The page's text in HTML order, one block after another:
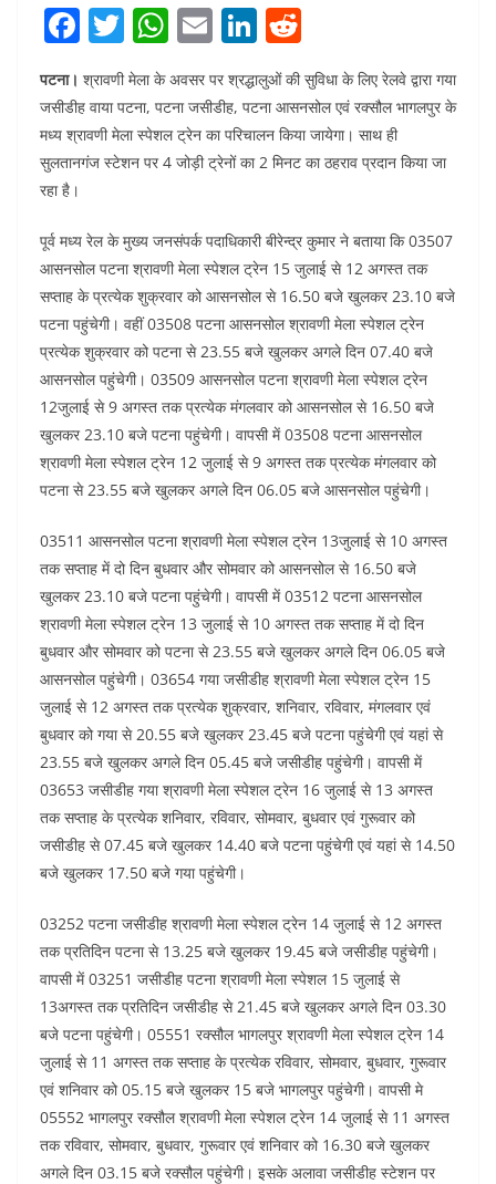
F
c
e
b
o
k
T
w
itt
er
W
at
s
A
p
E
ai
l
Li
n
k
e
dI
e
d
di
t
पटना। श्रावणी मेला के अवसर पर श्रद्धालुओं की सुविधा के लिए रेलवे द्वारा गया
जसीडीह वाया पटना, पटना जसीडीह, पटना आसनसोल एवं रक्सौल भागलपुर के
मध्य श्रावणी मेला स्पेशल ट्रेन का परिचालन किया जायेगा। साथ ही
सुलतानगंज स्टेशन पर 4 जोड़ी ट्रेनों का 2 मिनट का ठहराव प्रदान किया जा
रहा है।
पूर्व मध्य रेल के मुख्य जनसंपर्क पदाधिकारी बीरेन्द्र कुमार ने बताया कि 03507
आसनसोल पटना श्रावणी मेला स्पेशल ट्रेन 15 जुलाई से 12 अगस्त तक
सप्ताह के प्रत्येक शुक्रवार को आसनसोल से 16.50 बजे खुलकर 23.10 बजे
पटना पहुंचेगी। वहीं 03508 पटना आसनसोल श्रावणी मेला स्पेशल ट्रेन
प्रत्येक शुक्रवार को पटना से 23.55 बजे खुलकर अगले दिन 07.40 बजे
आसनसोल पहुंचेगी। 03509 आसनसोल पटना श्रावणी मेला स्पेशल ट्रेन
12जुलाई से 9 अगस्त तक प्रत्येक मंगलवार को आसनसोल से 16.50 बजे
खुलकर 23.10 बजे पटना पहुंचेगी। वापसी में 03508 पटना आसनसोल
श्रावणी मेला स्पेशल ट्रेन 12 जुलाई से 9 अगस्त तक प्रत्येक मंगलवार को
पटना से 23.55 बजे खुलकर अगले दिन 06.05 बजे आसनसोल पहुंचेगी।
03511 आसनसोल पटना श्रावणी मेला स्पेशल ट्रेन 13जुलाई से 10 अगस्त
तक सप्ताह में दो दिन बुधवार और सोमवार को आसनसोल से 16.50 बजे
खुलकर 23.10 बजे पटना पहुंचेगी। वापसी में 03512 पटना आसनसोल
श्रावणी मेला स्पेशल ट्रेन 13 जुलाई से 10 अगस्त तक सप्ताह में दो दिन
बुधवार और सोमवार को पटना से 23.55 बजे खुलकर अगले दिन 06.05 बजे
आसनसोल पहुंचेगी। 03654 गया जसीडीह श्रावणी मेला स्पेशल ट्रेन 15
जुलाई से 12 अगस्त तक प्रत्येक शुक्रवार, शनिवार, रविवार, मंगलवार एवं
बुधवार को गया से 20.55 बजे खुलकर 23.45 बजे पटना पहुंचेगी एवं यहां से
23.55 बजे खुलकर अगले दिन 05.45 बजे जसीडीह पहुंचेगी। वापसी में
03653 जसीडीह गया श्रावणी मेला स्पेशल ट्रेन 16 जुलाई से 13 अगस्त
तक सप्ताह के प्रत्येक शनिवार, रविवार, सोमवार, बुधवार एवं गुरूवार को
जसीडीह से 07.45 बजे खुलकर 14.40 बजे पटना पहुंचेगी एवं यहां से 14.50
बजे खुलकर 17.50 बजे गया पहुंचेगी।
03252 पटना जसीडीह श्रावणी मेला स्पेशल ट्रेन 14 जुलाई से 12 अगस्त
तक प्रतिदिन पटना से 13.25 बजे खुलकर 19.45 बजे जसीडीह पहुंचेगी।
वापसी में 03251 जसीडीह पटना श्रावणी मेला स्पेशल 15 जुलाई से
13अगस्त तक प्रतिदिन जसीडीह से 21.45 बजे खुलकर अगले दिन 03.30
बजे पटना पहुंचेगी। 05551 रक्सौल भागलपुर श्रावणी मेला स्पेशल ट्रेन 14
जुलाई से 11 अगस्त तक सप्ताह के प्रत्येक रविवार, सोमवार, बुधवार, गुरूवार
एवं शनिवार को 05.15 बजे खुलकर 15 बजे भागलपुर पहुंचेगी। वापसी मे
05552 भागलपुर रक्सौल श्रावणी मेला स्पेशल ट्रेन 14 जुलाई से 11 अगस्त
तक रविवार, सोमवार, बुधवार, गुरूवार एवं शनिवार को 16.30 बजे खुलकर
अगले दिन 03.15 बजे रक्सौल पहुंचेगी। इसके अलावा जसीडीह स्टेशन पर